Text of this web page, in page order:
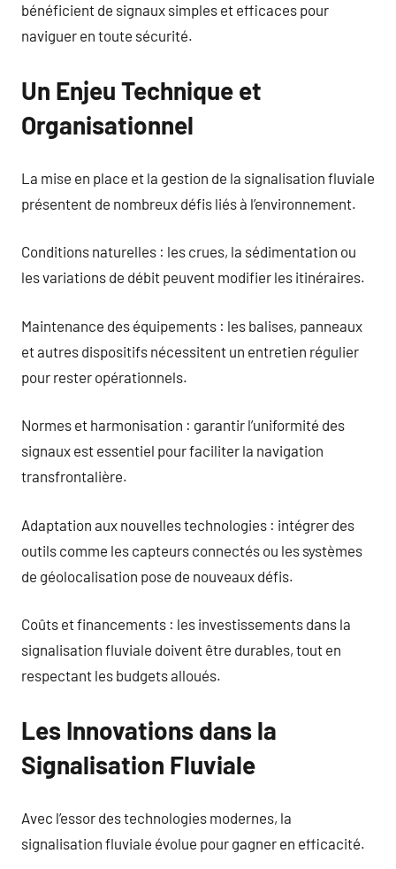
bénéficient de signaux simples et efficaces pour
naviguer en toute sécurité.
Un Enjeu Technique et
Organisationnel
La mise en place et la gestion de la signalisation fluviale
présentent de nombreux défis liés à l’environnement.
Conditions naturelles : les crues, la sédimentation ou
les variations de débit peuvent modifier les itinéraires.
Maintenance des équipements : les balises, panneaux
et autres dispositifs nécessitent un entretien régulier
pour rester opérationnels.
Normes et harmonisation : garantir l’uniformité des
signaux est essentiel pour faciliter la navigation
transfrontalière.
Adaptation aux nouvelles technologies : intégrer des
outils comme les capteurs connectés ou les systèmes
de géolocalisation pose de nouveaux défis.
Coûts et financements : les investissements dans la
signalisation fluviale doivent être durables, tout en
respectant les budgets alloués.
Les Innovations dans la
Signalisation Fluviale
Avec l’essor des technologies modernes, la
signalisation fluviale évolue pour gagner en efficacité.